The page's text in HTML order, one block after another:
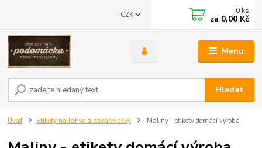
Menu
CZK
Hledat
0 ks
za 0,00 Kč
Úvod Etikety na lahve a zavařovačky Maliny - etikety domácí výroba